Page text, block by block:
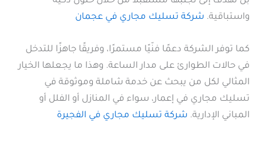
واستباقية. شركة تسليك مجاري في عجمان
كما توفر الشركة دعمًا فنّيًا مستمرًا، وفريقًا جاهزًا للتدخل
في حالات الطوارئ على مدار الساعة. وهذا ما يجعلها الخيار
المثالي لكل من يبحث عن خدمة شاملة وموثوقة في
تسليك مجاري في إعمار، سواء في المنازل أو الفلل أو
المباني الإدارية. شركة تسليك مجاري في الفجيرة